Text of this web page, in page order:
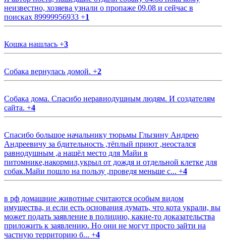
неизвестно, хозяева узнали о пропаже 09.08 и сейчас в
поисках 89999956933 +1
Кошка нашлась +3
Собака вернулась домой. +2
Собака дома. Спасибо неравнодушным людям. И создателям
сайта. +4
Спасибо большое начальнику тюрьмы Глызину Андрею
Андреевичу за бдительность ,тёплый приют ,неостался
равнодушным ,а нашёл место для Майи в
питомнике,накормил,укрыл от дождя и отдельной клетке для
собак.Майи пошло на пользу ,проведя меньше с... +4
в рф домашние животные считаются особым видом
имущества, и если есть основания думать, что кота украли, вы
может подать заявление в полицию, какие-то доказательства
приложить к заявлению. Но они не могут просто зайти на
частную территорию б... +4